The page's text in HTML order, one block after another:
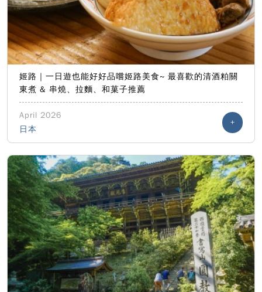
姬路｜一日遊也能好好品嚐姬路美食~ 最喜歡的清酒粕關
東煮 & 串燒、拉麵、和菓子推薦
April 2026
日本
+